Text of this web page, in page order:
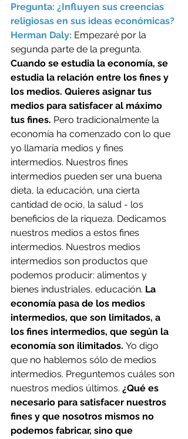
Pregunta: ¿Influyen sus creencias
religiosas en sus ideas económicas?
Herman Daly: Empezaré por la
segunda parte de la pregunta.
Cuando se estudia la economía, se
estudia la relación entre los fines y
los medios. Quieres asignar tus
medios para satisfacer al máximo
tus fines. Pero tradicionalmente la
economía ha comenzado con lo que
yo llamaría medios y fines
intermedios. Nuestros fines
intermedios pueden ser una buena
dieta, la educación, una cierta
cantidad de ocio, la salud - los
beneficios de la riqueza. Dedicamos
nuestros medios a estos fines
intermedios. Nuestros medios
intermedios son productos que
podemos producir: alimentos y
bienes industriales, educación. La
economía pasa de los medios
intermedios, que son limitados, a
los fines intermedios, que según la
economía son ilimitados. Yo digo
que no hablemos sólo de medios
intermedios. Preguntemos cuáles son
nuestros medios últimos. ¿Qué es
necesario para satisfacer nuestros
fines y que nosotros mismos no
podemos fabricar, sino que